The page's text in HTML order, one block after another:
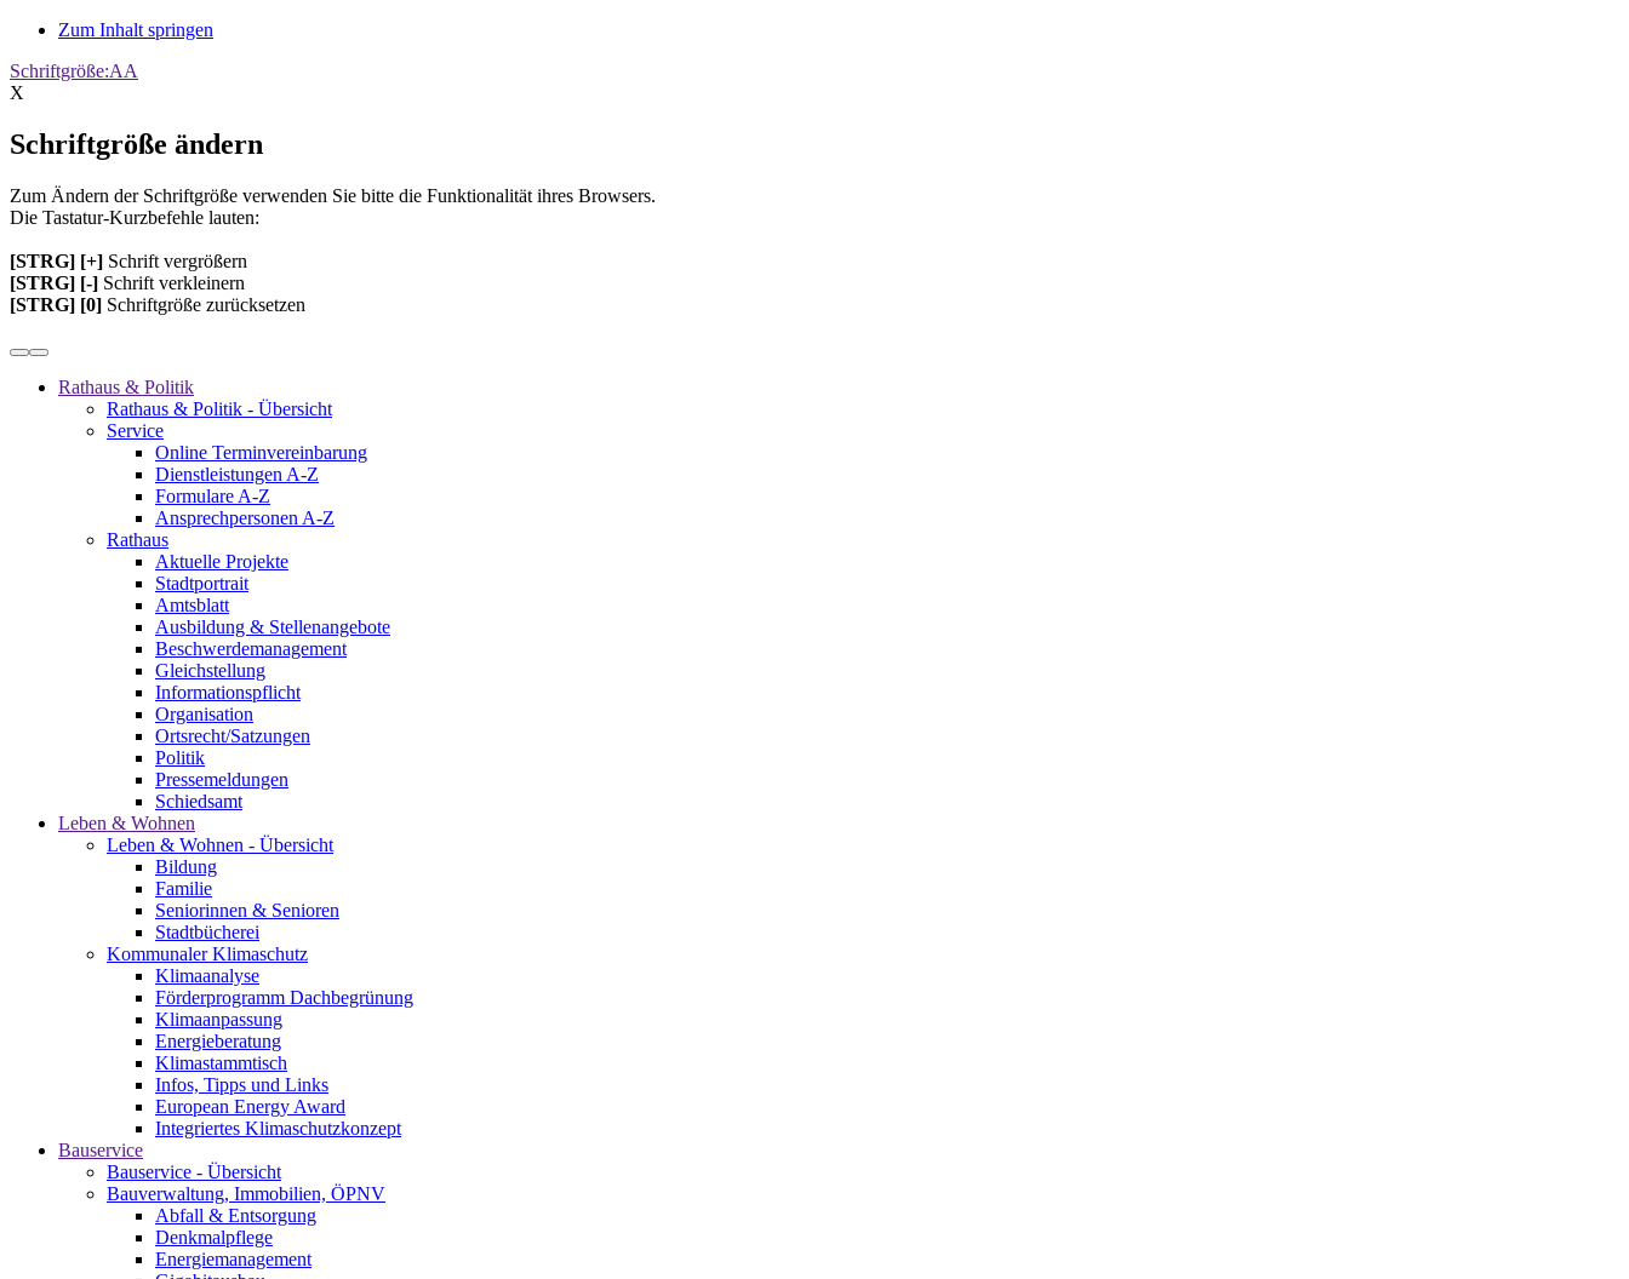
Zum Inhalt springen
Schriftgröße:AA
X
Schriftgröße ändern
Zum Ändern der Schriftgröße verwenden Sie bitte die Funktionalität ihres Browsers.
Die Tastatur-Kurzbefehle lauten:
[STRG] [+] Schrift vergrößern
[STRG] [-] Schrift verkleinern
[STRG] [0] Schriftgröße zurücksetzen
Rathaus & Politik
Rathaus & Politik - Übersicht
Service
Online Terminvereinbarung
Dienstleistungen A-Z
Formulare A-Z
Ansprechpersonen A-Z
Rathaus
Aktuelle Projekte
Stadtportrait
Amtsblatt
Ausbildung & Stellenangebote
Beschwerdemanagement
Gleichstellung
Informationspflicht
Organisation
Ortsrecht/Satzungen
Politik
Pressemeldungen
Schiedsamt
Leben & Wohnen
Leben & Wohnen - Übersicht
Bildung
Familie
Seniorinnen & Senioren
Stadtbücherei
Kommunaler Klimaschutz
Klimaanalyse
Förderprogramm Dachbegrünung
Klimaanpassung
Energieberatung
Klimastammtisch
Infos, Tipps und Links
European Energy Award
Integriertes Klimaschutzkonzept
Bauservice
Bauservice - Übersicht
Bauverwaltung, Immobilien, ÖPNV
Abfall & Entsorgung
Denkmalpflege
Energiemanagement